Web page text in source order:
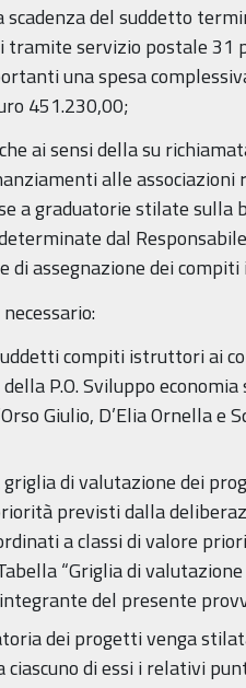
scadenza del suddetto
tramite servizio postale 31
una spesa
451.230,00;
ai sensi della su
alle associazioni
a graduatorie stilate sulla
dal
di assegnazione dei
compiti istruttori ai
P.O. Sviluppo
Giulio, D’Elia Ornella e
di valutazione dei
previsti dalla
a classi di valore
“Griglia di
del presente
dei progetti venga
ciascuno di essi i relativi